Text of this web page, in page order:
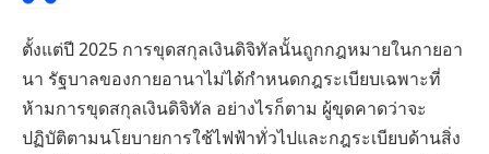
ตั้งแต่ปี 2025 การขุดสกุลเงินดิจิทัลนั้นถูกกฎหมายในกายอา
นา รัฐบาลของกายอานาไม่ได้กำหนดกฎระเบียบเฉพาะที่
ห้ามการขุดสกุลเงินดิจิทัล อย่างไรก็ตาม ผู้ขุดคาดว่าจะ
ปฏิบัติตามนโยบายการใช้ไฟฟ้าทั่วไปและกฎระเบียบด้านสิ่ง